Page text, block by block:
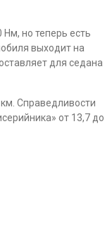
но теперь есть
выходит на
для седана
Справедливости
от 13,7 до